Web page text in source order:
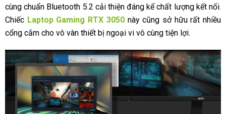
cùng chuẩn Bluetooth 5.2 cải thiện đáng kể chất lượng kết nối.
Chiếc Laptop Gaming RTX 3050này cũng sở hữu rất nhiều
cổng cắm cho vô vàn thiết bị ngoại vi vô cùng tiện lợi.